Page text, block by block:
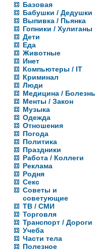
Базовая
Бабушки / Дедушки
Выпивка / Пьянка
Гопники / Хулиганы
Дети
Еда
Животные
Инет
Компьютеры / IT
Криминал
Люди
Медицина / Болезнь
Менты / Закон
Музыка
Одежда
Отношения
Погода
Политика
Праздники
Работа / Коллеги
Реклама
Родня
Секс
Советы и
советующие
ТВ / СМИ
Торговля
Транспорт / Дороги
Учеба
Части тела
Полезное